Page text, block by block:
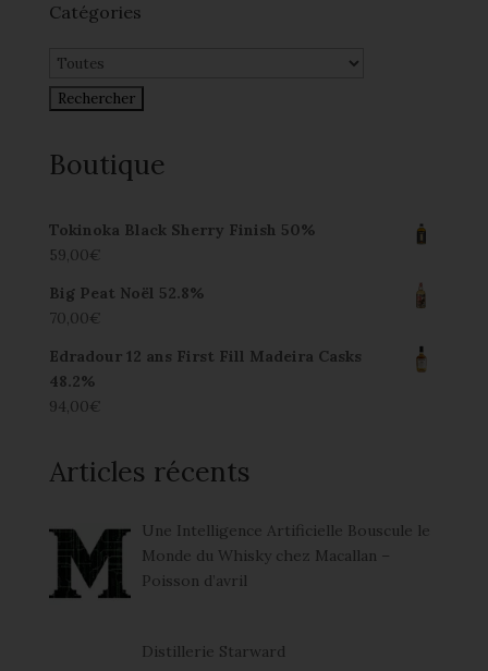
Catégories
Boutique
Tokinoka Black Sherry Finish 50%
59,00€
Big Peat Noël 52.8%
70,00€
Edradour 12 ans First Fill Madeira Casks
48.2%
94,00€
Articles récents
Une Intelligence Artificielle Bouscule le
Monde du Whisky chez Macallan –
Poisson d’avril
Distillerie Starward